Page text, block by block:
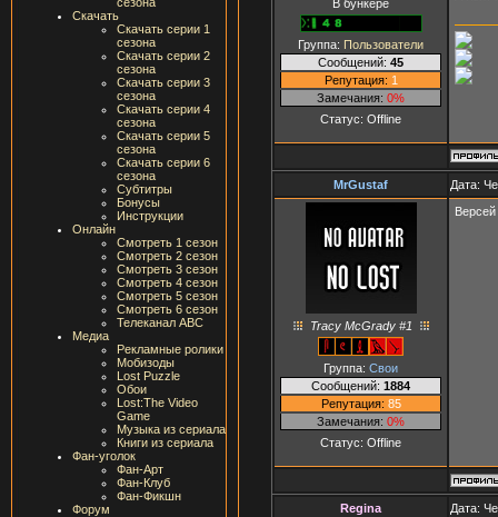
Скачать
Скачать серии 1
сезона
Скачать серии 2
сезона
Скачать серии 3
сезона
Скачать серии 4
сезона
Скачать серии 5
сезона
Скачать серии 6
сезона
Субтитры
Бонусы
Инструкции
Онлайн
Смотреть 1 сезон
Смотреть 2 сезон
Смотреть 3 сезон
Смотреть 4 сезон
Смотреть 5 сезон
Смотреть 6 сезон
Телеканал ABC
Медиа
Рекламные ролики
Мобизоды
Lost Puzzle
Обои
Lost:The Video
Game
Музыка из сериала
Книги из сериала
Фан-уголок
Фан-Арт
Фан-Клуб
Фан-Фикшн
Форум
В бункере
Группа: Пользователи
Сообщений: 45
Репутация: 1
Замечания: 0%
Статус: Offline
MrGustaf Дата:
Tracy McGrady #1
Группа: Свои
Сообщений: 1884
Репутация: 85
Замечания: 0%
Статус: Offline
Regina Дата: